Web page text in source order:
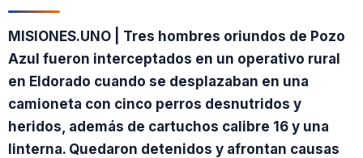
MISIONES.UNO | Tres hombres oriundos de Pozo
Azul fueron interceptados en un operativo rural
en Eldorado cuando se desplazaban en una
camioneta con cinco perros desnutridos y
heridos, además de cartuchos calibre 16 y una
linterna. Quedaron detenidos y afrontan causas